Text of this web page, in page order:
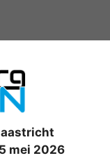
mei 2026